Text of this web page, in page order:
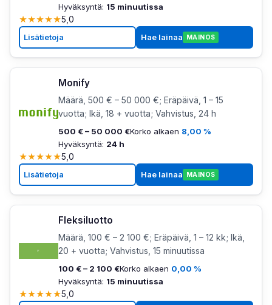
Hyväksyntä: 15 minuutissa
★★★★★5,0
Lisätietoja Hae lainaa MAINOS
Monify
Määrä, 500 € – 50 000 €; Eräpäivä, 1 – 15
vuotta; Ikä, 18 + vuotta; Vahvistus, 24 h
500 € – 50 000 €Korko alkaen 8,00 %
Hyväksyntä: 24 h
★★★★★5,0
Lisätietoja Hae lainaa MAINOS
Fleksiluotto
Määrä, 100 € – 2 100 €; Eräpäivä, 1 – 12 kk; Ikä,
20 + vuotta; Vahvistus, 15 minuutissa
100 € – 2 100 €Korko alkaen 0,00 %
Hyväksyntä: 15 minuutissa
★★★★★5,0